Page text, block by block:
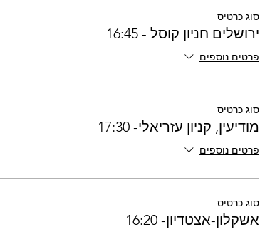
סוג כרטיס
ירושלים חניון קוסל - 16:45
פרטים נוספים
סוג כרטיס
מודיעין, קניון עזריאלי- 17:30
פרטים נוספים
סוג כרטיס
אשקלון-אצטדיון- 16:20